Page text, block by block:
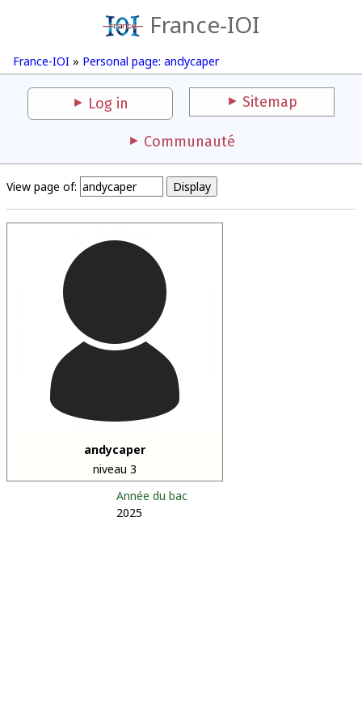
France-IOI
France-IOI » Personal page: andycaper
Log in Sitemap
Communauté
View page of:
andycaper
niveau 3
Année du bac
2025